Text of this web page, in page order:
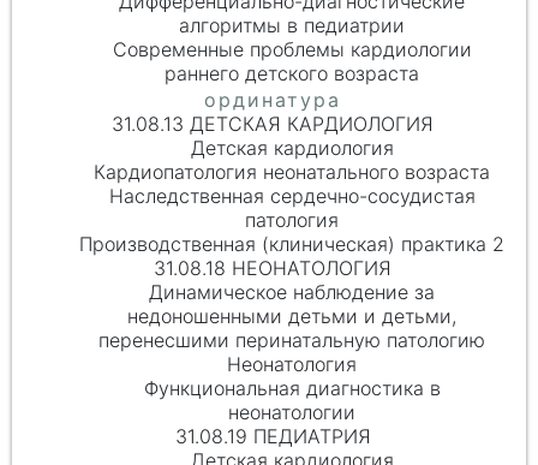
алгоритмы в педиатрии
Современные проблемы кардиологии
раннего детского возраста
31.08.13 ДЕТСКАЯ КАРДИОЛОГИЯ
Детская кардиология
Кардиопатология неонатального возраста
Наследственная сердечно-сосудистая
патология
Производственная (клиническая) практика 2
31.08.18 НЕОНАТОЛОГИЯ
Динамическое наблюдение за
недоношенными детьми и детьми,
перенесшими перинатальную патологию
Неонатология
Функциональная диагностика в
неонатологии
31.08.19 ПЕДИАТРИЯ
Детская кардиология